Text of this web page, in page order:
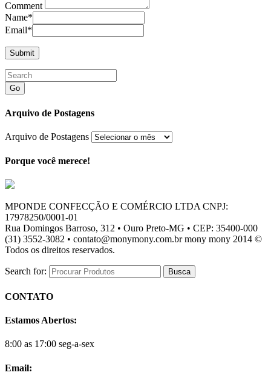
Comment
Name*
Email*
Go
Arquivo de Postagens
Arquivo de Postagens
Porque você merece!
MPONDE CONFECÇÃO E COMÉRCIO LTDA CNPJ:
17978250/0001-01
Rua Domingos Barroso, 312 • Ouro Preto-MG • CEP: 35400-000
(31) 3552-3082 • contato@monymony.com.br mony mony 2014 ©
Todos os direitos reservados.
Search for:
CONTATO
Estamos Abertos:
8:00 as 17:00 seg-a-sex
Email: